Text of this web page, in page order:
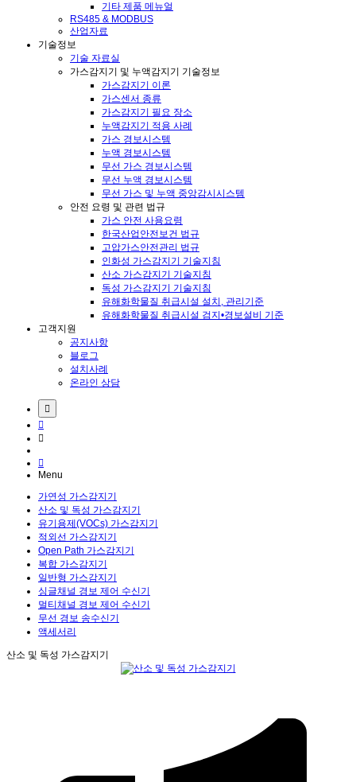
기타 제품 메뉴얼
RS485 & MODBUS
산업자료
기술정보
기술 자료실
가스감지기 및 누액감지기 기술정보
가스감지기 이론
가스센서 종류
가스감지기 필요 장소
누액감지기 적용 사례
가스 경보시스템
누액 경보시스템
무선 가스 경보시스템
무선 누액 경보시스템
무선 가스 및 누액 중앙감시시스템
안전 요령 및 관련 법규
가스 안전 사용요령
한국산업안전보건 법규
고압가스안전관리 법규
인화성 가스감지기 기술지침
산소 가스감지기 기술지침
독성 가스감지기 기술지침
유해화학물질 취급시설 설치, 관리기준
유해화학물질 취급시설 검지•경보설비 기준
고객지원
공지사항
블로그
설치사례
온라인 상담
Menu
가연성 가스감지기
산소 및 독성 가스감지기
유기용제(VOCs) 가스감지기
적외선 가스감지기
Open Path 가스감지기
복합 가스감지기
일반형 가스감지기
싱글채널 경보 제어 수신기
멀티채널 경보 제어 수신기
무선 경보 송수신기
액세서리
산소 및 독성 가스감지기